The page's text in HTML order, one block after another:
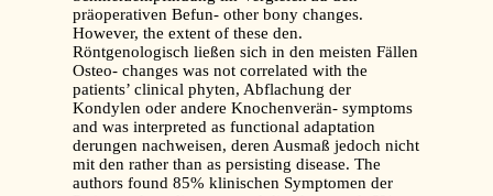
präoperativen Befun- other bony changes.
However, the extent of these den.
Röntgenologisch ließen sich in den meisten Fällen
Osteo- changes was not correlated with the
patients’ clinical phyten, Abflachung der
Kondylen oder andere Knochenverän- symptoms
and was interpreted as functional adaptation
derungen nachweisen, deren Ausmaß jedoch nicht
mit den rather than as persisting disease. The
authors found 85% klinischen Symptomen der